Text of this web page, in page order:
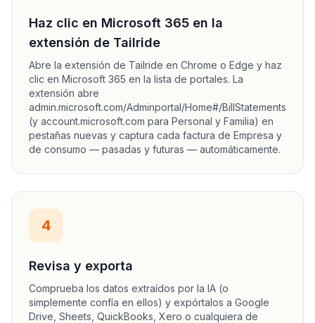
Haz clic en Microsoft 365 en la
extensión de Tailride
Abre la extensión de Tailride en Chrome o Edge y haz
clic en Microsoft 365 en la lista de portales. La
extensión abre
admin.microsoft.com/Adminportal/Home#/BillStatements
(y account.microsoft.com para Personal y Familia) en
pestañas nuevas y captura cada factura de Empresa y
de consumo — pasadas y futuras — automáticamente.
4
Revisa y exporta
Comprueba los datos extraídos por la IA (o
simplemente confía en ellos) y expórtalos a Google
Drive, Sheets, QuickBooks, Xero o cualquiera de